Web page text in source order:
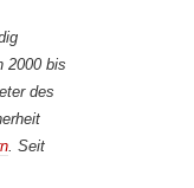
2000 bis
des
. Seit